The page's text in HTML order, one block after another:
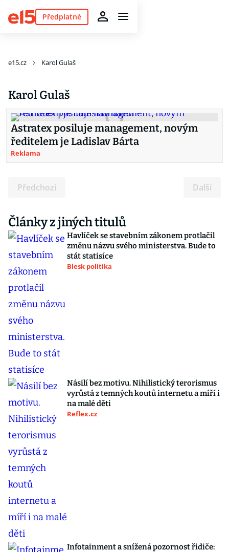
Předplatné
e15.cz Karol Gulaš
Karol Gulaš
Astratex posiluje management, novým
ředitelem je Ladislav Bárta
Reklama
Předchozí Další
Články z jiných titulů
Havlíček se stavebním zákonem protlačil
změnu názvu svého ministerstva. Bude to
stát statisíce
Blesk politika
Násilí bez motivu. Nihilistický terorismus
vyrůstá z temných koutů internetu a míří i
na malé děti
Reflex.cz
Infotainment a snížená pozornost řidiče: